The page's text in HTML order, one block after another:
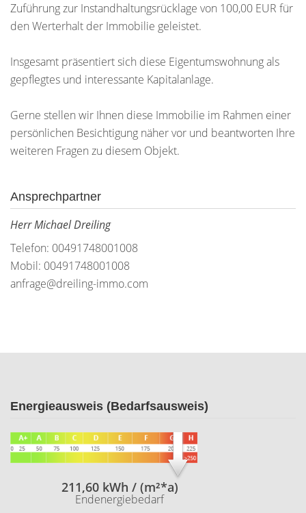
Zuführung zur Instandhaltungsrücklage von 100,00 EUR für
den Werterhalt der Immobilie geleistet.
Insgesamt präsentiert sich diese Eigentumswohnung als
gepflegtes und interessante Kapitalanlage.
Gerne stellen wir Ihnen diese Immobilie im Rahmen einer
persönlichen Besichtigung näher vor und beantworten Ihre
weiteren Fragen zu diesem Objekt.
Ansprechpartner
Herr Michael Dreiling
Telefon: 00491748001008
Mobil: 00491748001008
anfrage@dreiling-immo.com
Energieausweis (Bedarfsausweis)
211,60 kWh / (m²*a)
Endenergiebedarf